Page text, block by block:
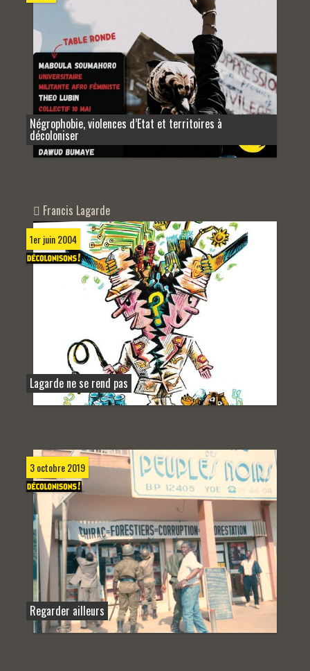
Négrophobie, violences d’Etat et territoires à
décoloniser
Francis Lagarde
1er juin 2004
Lagarde ne se rend pas
3 octobre 2019
Regarder ailleurs